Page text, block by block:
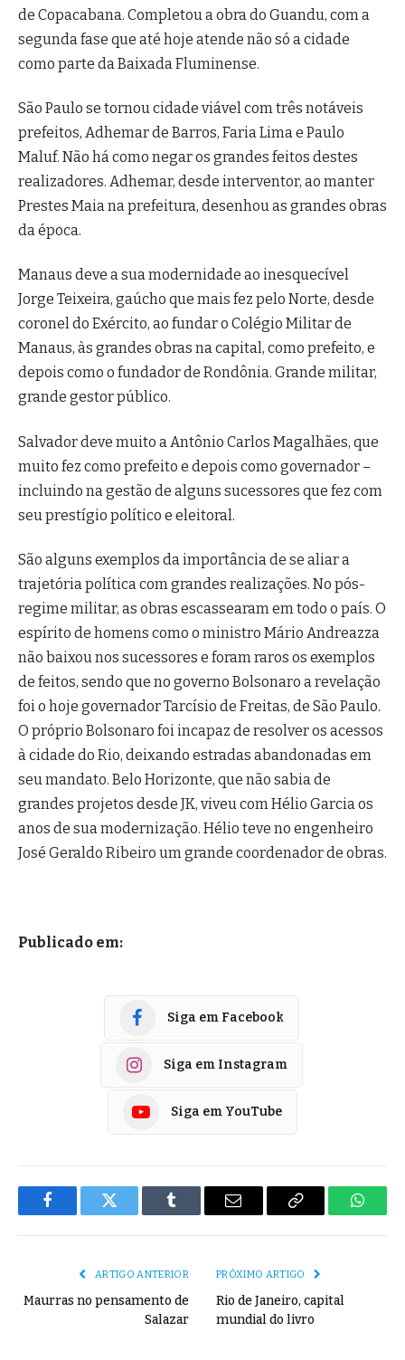
de Copacabana. Completou a obra do Guandu, com a
segunda fase que até hoje atende não só a cidade
como parte da Baixada Fluminense.
São Paulo se tornou cidade viável com três notáveis
prefeitos, Adhemar de Barros, Faria Lima e Paulo
Maluf. Não há como negar os grandes feitos destes
realizadores. Adhemar, desde interventor, ao manter
Prestes Maia na prefeitura, desenhou as grandes obras
da época.
Manaus deve a sua modernidade ao inesquecível
Jorge Teixeira, gaúcho que mais fez pelo Norte, desde
coronel do Exército, ao fundar o Colégio Militar de
Manaus, às grandes obras na capital, como prefeito, e
depois como o fundador de Rondônia. Grande militar,
grande gestor público.
Salvador deve muito a Antônio Carlos Magalhães, que
muito fez como prefeito e depois como governador –
incluindo na gestão de alguns sucessores que fez com
seu prestígio político e eleitoral.
São alguns exemplos da importância de se aliar a
trajetória política com grandes realizações. No pós-
regime militar, as obras escassearam em todo o país. O
espírito de homens como o ministro Mário Andreazza
não baixou nos sucessores e foram raros os exemplos
de feitos, sendo que no governo Bolsonaro a revelação
foi o hoje governador Tarcísio de Freitas, de São Paulo.
O próprio Bolsonaro foi incapaz de resolver os acessos
à cidade do Rio, deixando estradas abandonadas em
seu mandato. Belo Horizonte, que não sabia de
grandes projetos desde JK, viveu com Hélio Garcia os
anos de sua modernização. Hélio teve no engenheiro
José Geraldo Ribeiro um grande coordenador de obras.
Publicado em:
Siga em Facebook
Siga em Instagram
Siga em YouTube
FacebookTwitter Tumblr
E-
Copiar
ARTIGO ANTERIOR
Maurras no pensamento de
Salazar
PRÓXIMO ARTIGO
Rio de Janeiro, capital
mundial do livro